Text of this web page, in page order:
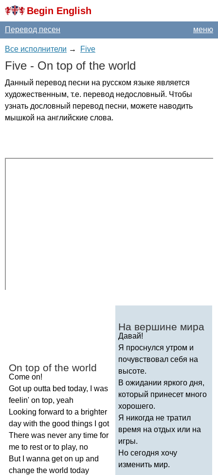
Begin English
меню
Перевод песен
Все исполнители → Five
Five - On top of the world
Данный перевод песни на русском языке является
художественным, т.е. перевод недословный. Чтобы
узнать дословный перевод песни, можете наводить
мышкой на английские слова.
On top of the world
Come on!
Got up outta bed today,
was
feelin' on top, yeah
Looking forward to a brighter
day with the good things
got
There was never any time for
me to rest or to play, no
But
wanna get on up and
change the world today
На вершине мира
Давай!
Я проснулся утром и
почувствовал себя на
высоте.
В ожидании яркого дня,
который принесет много
хорошего.
Я никогда не тратил
время на отдых или на
игры.
Но сегодня хочу
изменить мир.